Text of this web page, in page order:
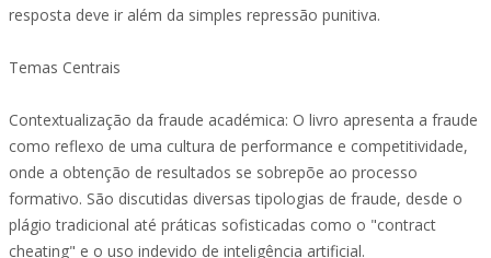
resposta deve ir além da simples repressão punitiva.
Temas Centrais
Contextualização da fraude académica: O livro apresenta a fraude
como reflexo de uma cultura de performance e competitividade,
onde a obtenção de resultados se sobrepõe ao processo
formativo. São discutidas diversas tipologias de fraude, desde o
plágio tradicional até práticas sofisticadas como o "contract
cheating" e o uso indevido de inteligência artificial.